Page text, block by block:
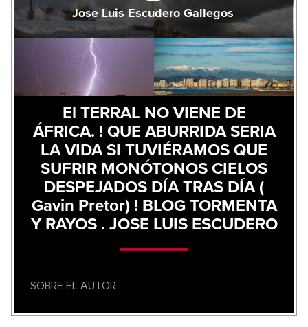
Jose Luis Escudero Gallegos
El TERRAL NO VIENE DE
ÁFRICA. ! QUE ABURRIDA SERIA
LA VIDA SI TUVIÉRAMOS QUE
SUFRIR MONÓTONOS CIELOS
DESPEJADOS DÍA TRAS DÍA (
Gavin Pretor) ! BLOG TORMENTA
Y RAYOS . JOSE LUIS ESCUDERO
SOBRE EL AUTOR